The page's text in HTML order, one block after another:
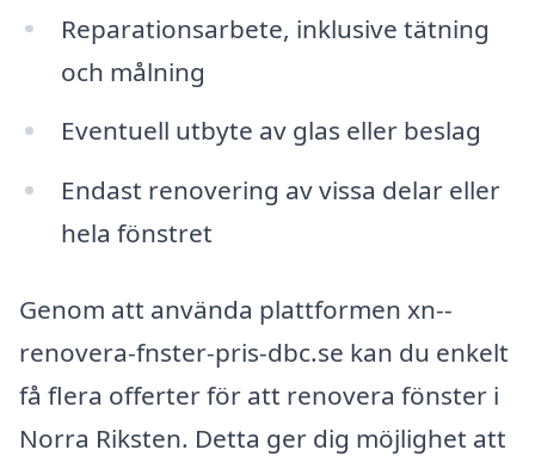
Reparationsarbete, inklusive tätning
och målning
Eventuell utbyte av glas eller beslag
Endast renovering av vissa delar eller
hela fönstret
Genom att använda plattformen xn--
renovera-fnster-pris-dbc.se kan du enkelt
få flera offerter för att renovera fönster i
Norra Riksten. Detta ger dig möjlighet att